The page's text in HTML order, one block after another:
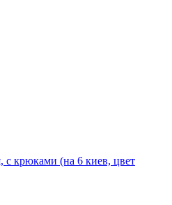
с крюками (на 6 киев, цвет